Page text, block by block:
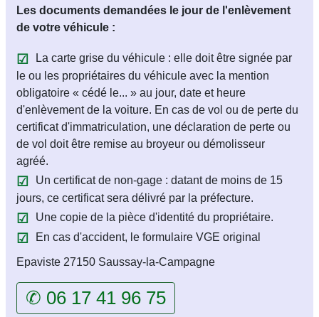
Les documents demandées le jour de l'enlèvement
de votre véhicule :
La carte grise du véhicule : elle doit être signée par
le ou les propriétaires du véhicule avec la mention
obligatoire « cédé le... » au jour, date et heure
d'enlèvement de la voiture. En cas de vol ou de perte du
certificat d'immatriculation, une déclaration de perte ou
de vol doit être remise au broyeur ou démolisseur
agréé.
Un certificat de non-gage : datant de moins de 15
jours, ce certificat sera délivré par la préfecture.
Une copie de la pièce d'identité du propriétaire.
En cas d'accident, le formulaire VGE original
Epaviste 27150 Saussay-la-Campagne
✆ 06 17 41 96 75